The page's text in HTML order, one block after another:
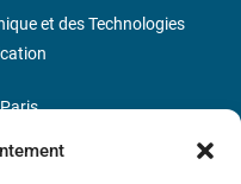
et des Technologies
» Ligne 9